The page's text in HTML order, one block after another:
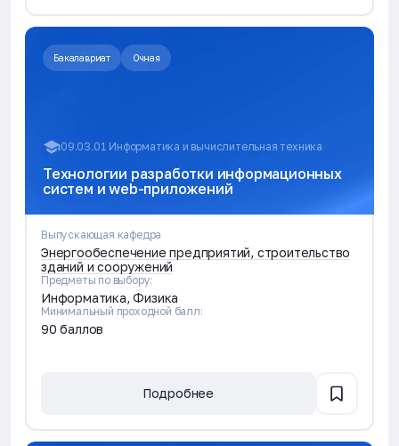
Бакалавриат Очная
09.03.01 Информатика и вычислительная техника
Технологии разработки информационных
систем и web-приложений
Выпускающая кафедра
Энергообеспечение предприятий, строительство
зданий и сооружений
Предметы по выбору:
Информатика, Физика
Минимальный проходной балл:
90 баллов
Подробнее